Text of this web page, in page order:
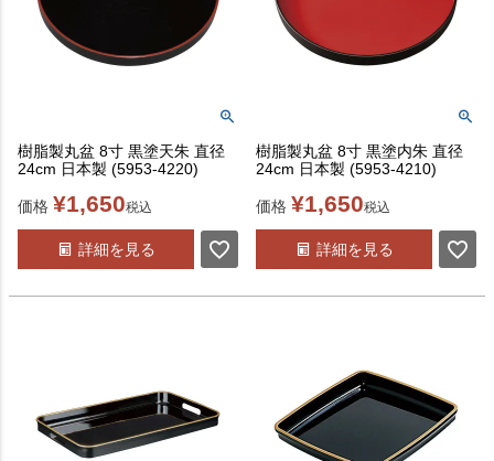
樹脂製丸盆 8寸 黒塗天朱 直径
24cm 日本製 (5953-4220)
価格 ¥1,650税込
詳細を見る
樹脂製丸盆 8寸 黒塗内朱 直径
24cm 日本製 (5953-4210)
価格 ¥1,650税込
詳細を見る